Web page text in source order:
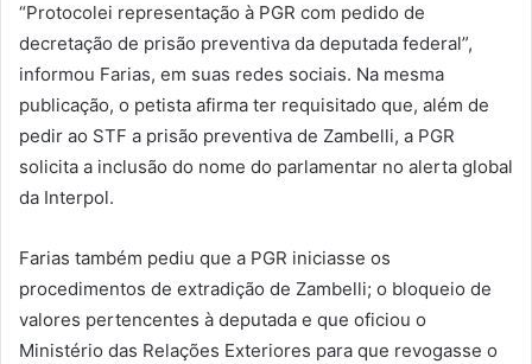
“Protocolei representação à PGR com pedido de
decretação de prisão preventiva da deputada federal”,
informou Farias, em suas redes sociais. Na mesma
publicação, o petista afirma ter requisitado que, além de
pedir ao STF a prisão preventiva de Zambelli, a PGR
solicita a inclusão do nome do parlamentar no alerta global
da Interpol.
Farias também pediu que a PGR iniciasse os
procedimentos de extradição de Zambelli; o bloqueio de
valores pertencentes à deputada e que oficiou o
Ministério das Relações Exteriores para que revogasse o